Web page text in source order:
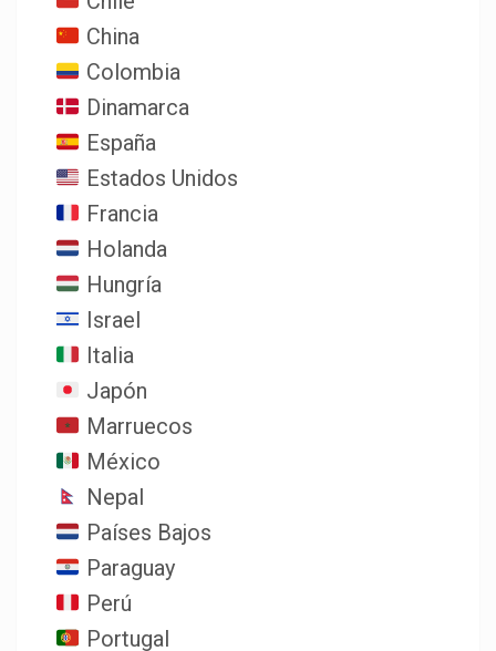
China
Colombia
Dinamarca
España
Estados Unidos
Francia
Holanda
Hungría
Israel
Italia
Japón
Marruecos
México
Nepal
Países Bajos
Paraguay
Perú
Portugal